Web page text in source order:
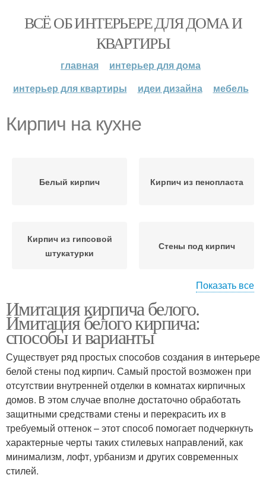
ВСЁ ОБ ИНТЕРЬЕРЕ ДЛЯ ДОМА И
КВАРТИРЫ
главная
интерьер для дома
интерьер для квартиры
идеи дизайна мебель
Кирпич на кухне
Белый кирпич Кирпич из пенопласта
Кирпич из гипсовой
штукатурки
Стены под кирпич
Кладки на кухне Стен под белый кирпич
Стен под кирпич Панели под кирпич
Плитка под кирпич
Показать все
Имитация кирпича белого.
Имитация белого кирпича:
способы и варианты
Существует ряд простых способов создания в интерьере
белой стены под кирпич. Самый простой возможен при
отсутствии внутренней отделки в комнатах кирпичных
домов. В этом случае вполне достаточно обработать
защитными средствами стены и перекрасить их в
требуемый оттенок – этот способ помогает подчеркнуть
характерные черты таких стилевых направлений, как
минимализм, лофт, урбанизм и других современных
стилей.